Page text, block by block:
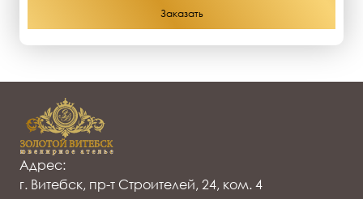
Заказать
Адрес:
г. Витебск, пр-т Строителей, 24, ком. 4